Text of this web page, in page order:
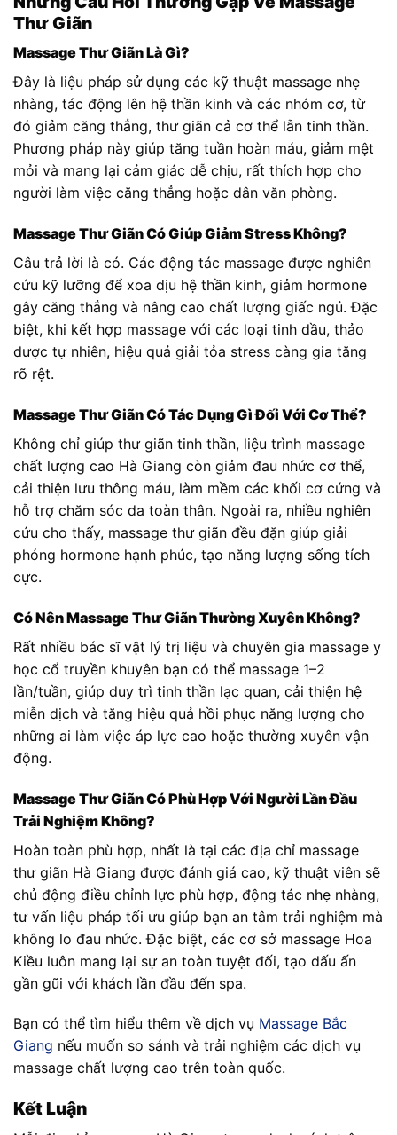
Thư Giãn
Massage Thư Giãn Là Gì?
Đây là liệu pháp sử dụng các kỹ thuật massage nhẹ
nhàng, tác động lên hệ thần kinh và các nhóm cơ, từ
đó giảm căng thẳng, thư giãn cả cơ thể lẫn tinh thần.
Phương pháp này giúp tăng tuần hoàn máu, giảm mệt
mỏi và mang lại cảm giác dễ chịu, rất thích hợp cho
người làm việc căng thẳng hoặc dân văn phòng.
Massage Thư Giãn Có Giúp Giảm Stress Không?
Câu trả lời là có. Các động tác massage được nghiên
cứu kỹ lưỡng để xoa dịu hệ thần kinh, giảm hormone
gây căng thẳng và nâng cao chất lượng giấc ngủ. Đặc
biệt, khi kết hợp massage với các loại tinh dầu, thảo
dược tự nhiên, hiệu quả giải tỏa stress càng gia tăng
rõ rệt.
Massage Thư Giãn Có Tác Dụng Gì Đối Với Cơ Thể?
Không chỉ giúp thư giãn tinh thần, liệu trình massage
chất lượng cao Hà Giang còn giảm đau nhức cơ thể,
cải thiện lưu thông máu, làm mềm các khối cơ cứng và
hỗ trợ chăm sóc da toàn thân. Ngoài ra, nhiều nghiên
cứu cho thấy, massage thư giãn đều đặn giúp giải
phóng hormone hạnh phúc, tạo năng lượng sống tích
cực.
Có Nên Massage Thư Giãn Thường Xuyên Không?
Rất nhiều bác sĩ vật lý trị liệu và chuyên gia massage y
học cổ truyền khuyên bạn có thể massage 1–2
lần/tuần, giúp duy trì tinh thần lạc quan, cải thiện hệ
miễn dịch và tăng hiệu quả hồi phục năng lượng cho
những ai làm việc áp lực cao hoặc thường xuyên vận
động.
Massage Thư Giãn Có Phù Hợp Với Người Lần Đầu
Trải Nghiệm Không?
Hoàn toàn phù hợp, nhất là tại các địa chỉ massage
thư giãn Hà Giang được đánh giá cao, kỹ thuật viên sẽ
chủ động điều chỉnh lực phù hợp, động tác nhẹ nhàng,
tư vấn liệu pháp tối ưu giúp bạn an tâm trải nghiệm mà
không lo đau nhức. Đặc biệt, các cơ sở massage Hoa
Kiều luôn mang lại sự an toàn tuyệt đối, tạo dấu ấn
gần gũi với khách lần đầu đến spa.
Bạn có thể tìm hiểu thêm về dịch vụ Massage Bắc
Giang nếu muốn so sánh và trải nghiệm các dịch vụ
massage chất lượng cao trên toàn quốc.
Kết Luận